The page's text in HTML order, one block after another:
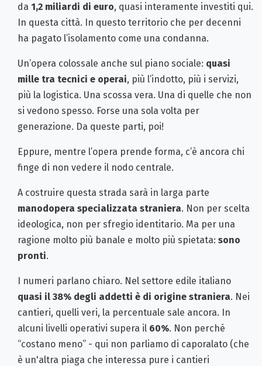
da 1,2 miliardi di euro, quasi interamente investiti qui.
In questa città. In questo territorio che per decenni
ha pagato l’isolamento come una condanna.
Un’opera colossale anche sul piano sociale: quasi
mille tra tecnici e operai, più l’indotto, più i servizi,
più la logistica. Una scossa vera. Una di quelle che non
si vedono spesso. Forse una sola volta per
generazione. Da queste parti, poi!
Eppure, mentre l’opera prende forma, c’è ancora chi
finge di non vedere il nodo centrale.
A costruire questa strada sarà in larga parte
manodopera specializzata straniera. Non per scelta
ideologica, non per sfregio identitario. Ma per una
ragione molto più banale e molto più spietata: sono
pronti.
I numeri parlano chiaro. Nel settore edile italiano
quasi il 38% degli addetti è di origine straniera. Nei
cantieri, quelli veri, la percentuale sale ancora. In
alcuni livelli operativi supera il 60%. Non perché
“costano meno” - qui non parliamo di caporalato (che
è un'altra piaga che interessa pure i cantieri